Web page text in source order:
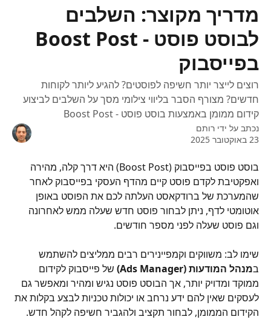
מדריך מקוצר: השלבים
לבוסט פוסט - Boost Post
בפייסבוק
רוצים לייצר יותר חשיפה לפוסטים? להגיע ליותר לקוחות
חדשים? מצורף הסבר בליווי צילומי מסך על השלבים לביצוע
קידום ממומן באמצעות בוסט פוסט - Boost Post
נכתב על ידי רותם
23 באוקטובר 2025
בוסט פוסט בפייסבוק (Boost Post) היא דרך קלה, מהירה
ואפקטיבת לקדם פוסט קיים מהדף העסקי בפייסבוק לאחר
שהמערכת של ברודקאסט העלתה לכם את הפוסט באופן
אוטומטי לדף, ניתן לבחור פוסט חדש שעלה ממש לאחרונה
וגם פוסט שעלה לפני מספר חודשים.
שימו לב: משווקים וקמפיינירים רבים ממליצים להשתמש
במנהל המודעות (Ads Manager)
של פייסבוק לקידום
ממוקד ומדויק יותר, אך הבוסט פוסט נגיש ומהיר ומאפשר גם
לעסקים שאין להם ידע נרחב או יכולות טכניות לבצע בקלות את
הקידום הממומן, לבחור תקציב ולהגביר חשיפה לקהל חדש.